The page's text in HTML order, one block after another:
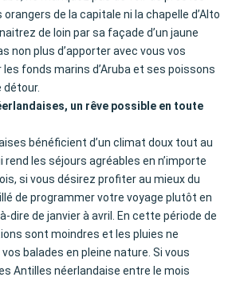
de la capitale ni la chapelle d’Alto
de loin par sa façade d’un jaune
non plus d’apporter avec vous vos
fonds marins d’Aruba et ses poissons
détour.
un rêve possible en toute
bénéficient d’un climat doux tout au
rend les séjours agréables en n’importe
si vous désirez profiter au mieux du
de programmer votre voyage plutôt en
dire de janvier à avril. En cette période de
sont moindres et les pluies ne
balades en pleine nature. Si vous
Antilles néerlandaise entre le mois